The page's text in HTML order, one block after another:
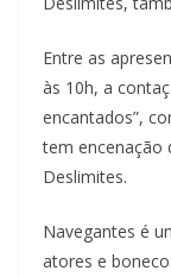
Entre as
às 10h, a
encantados”,
tem encenação
Deslimites.
Navegantes é
atores e